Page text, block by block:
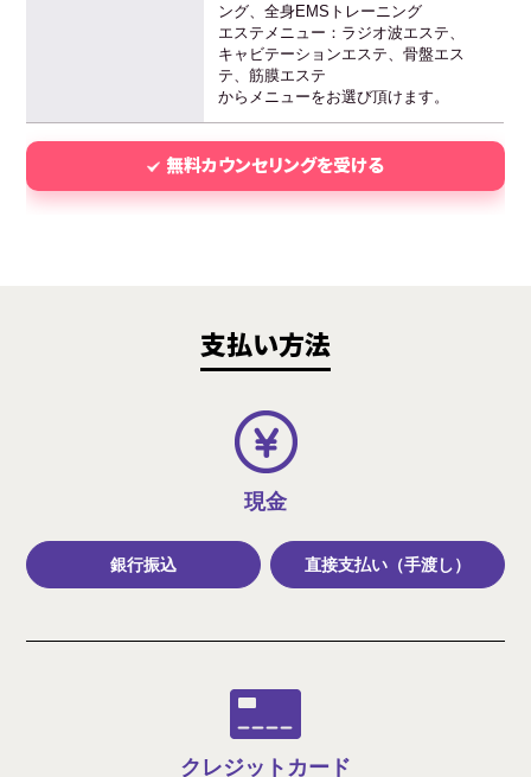
ング、全身EMSトレーニング
エステメニュー：ラジオ波エステ、
キャビテーションエステ、骨盤エス
テ、筋膜エステ
からメニューをお選び頂けます。
無料カウンセリングを受ける
支払い方法
現金
銀行振込 直接支払い（手渡し）
クレジット カード